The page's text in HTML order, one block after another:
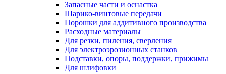
Запасные части и оснастка
Шарико-винтовые передачи
Порошки для аддитивного производства
Расходные материалы
Для резки, пиления, сверления
Для электроэрозионных станков
Подставки, опоры, поддержки, прижимы
Для шлифовки